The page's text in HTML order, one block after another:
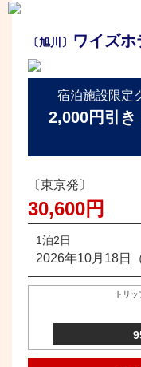
〔旭川〕 ワイズ
宿泊施設限定
2,000円引き
〔東京発〕
30,600円
1泊2日
2026年10月18日
トリ